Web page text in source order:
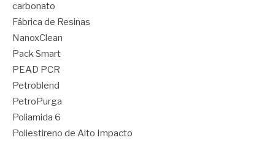
carbonato
Fábrica de Resinas
NanoxClean
Pack Smart
PEAD PCR
Petroblend
PetroPurga
Poliamida 6
Poliestireno de Alto Impacto